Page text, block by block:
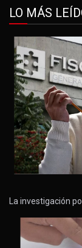
LO MÁS
La investigación